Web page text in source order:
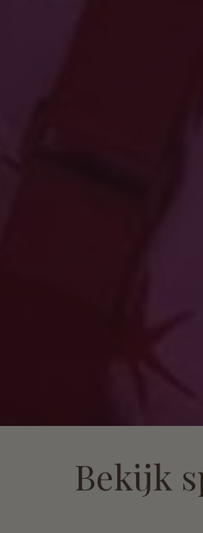
Bekijk